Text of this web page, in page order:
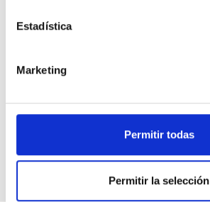
Estadística
Marketing
Permitir todas
Permitir la selección